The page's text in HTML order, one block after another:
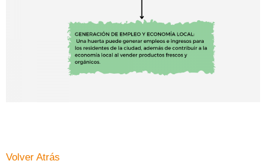
Volver Atrás